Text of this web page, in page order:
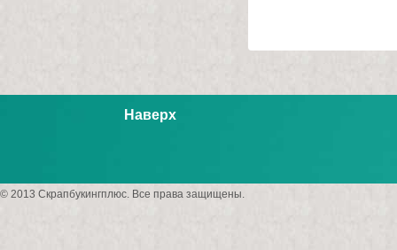
Наверх
© 2013 Скрапбукингплюс. Все права защищены.